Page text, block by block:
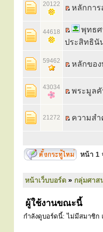
20122 หลักการ
44618
พุทธศ
ประสิทธินั
59462 หลักของ
43034 พระมูล
21272 ความส
หน้า 1
หน้าเว็บบอร์ด » กลุ่มศาส
ผู้ใช้งานขณะนี้
กำลังดูบอร์ดนี้: ไม่มีสมาชิก